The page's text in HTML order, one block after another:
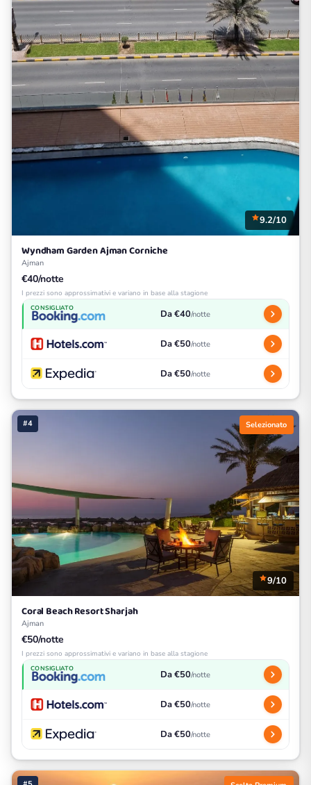
9.2/10
Wyndham Garden Ajman Corniche
Ajman
€40/notte
I prezzi sono approssimativi e variano in base alla stagione
CONSIGLIATO Da €40/notte
Da €50/notte
Da €50/notte
#4 Selezionato
9/10
Coral Beach Resort Sharjah
Ajman
€50/notte
I prezzi sono approssimativi e variano in base alla stagione
CONSIGLIATO Da €50/notte
Da €50/notte
Da €50/notte